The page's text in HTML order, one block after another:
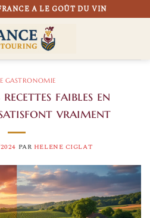
A LE GOÛT DU VIN
GASTRONOMIE
recettes faibles en
vraiment
PAR HELENE CIGLAT